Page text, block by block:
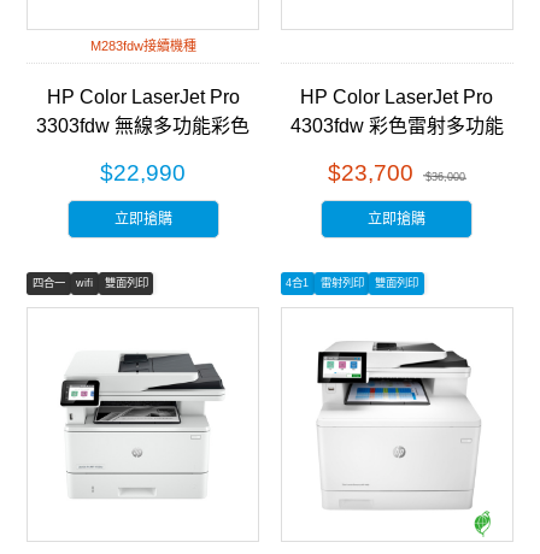
M283fdw接續機種
HP Color LaserJet Pro
3303fdw 無線多功能彩色
$22,990
立即搶購
HP Color LaserJet Pro
4303fdw 彩色雷射多功能
$23,700 $36,000
立即搶購
四合一 wifi 雙面列印 4合1 雷射列印 雙面列印